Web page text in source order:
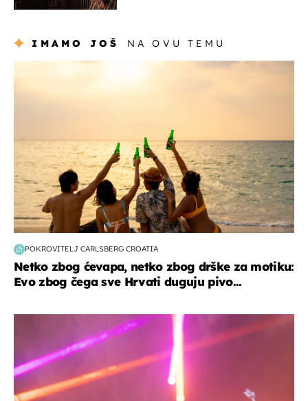
IMAMO JOŠ NA OVU TEMU
POKROVITELJ CARLSBERG CROATIA
Netko zbog ćevapa, netko zbog drške za motiku:
Evo zbog čega sve Hrvati duguju pivo...